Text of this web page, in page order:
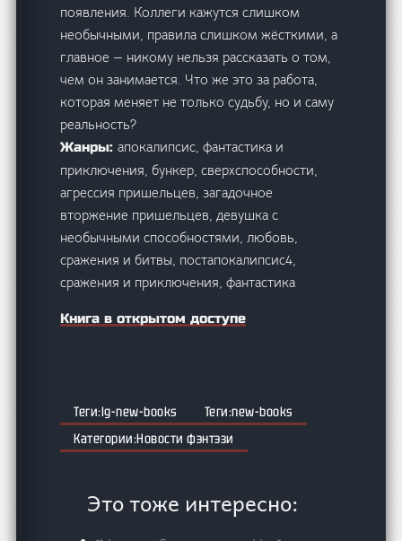
появления. Коллеги кажутся слишком
необычными, правила слишком жёсткими, а
главное — никому нельзя рассказать о том,
чем он занимается. Что же это за работа,
которая меняет не только судьбу, но и саму
реальность?
Жанры:апокалипсис, фантастика и
приключения, бункер, сверхспособности,
агрессия пришельцев, загадочное
вторжение пришельцев, девушка с
необычными способностями, любовь,
сражения и битвы, постапокалипсис4,
сражения и приключения, фантастика
Книга в открытом доступе
lg-new-books
new-books
Новости фэнтэзи
Это тоже интересно: